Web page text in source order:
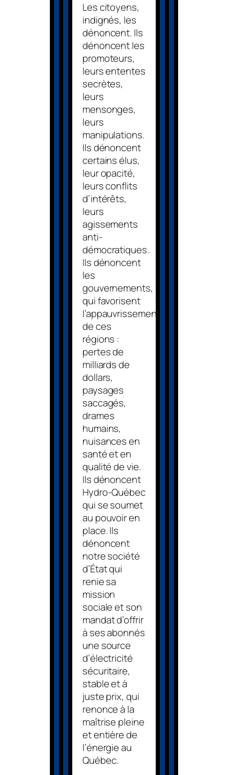
Les citoyens,
indignés, les
dénoncent. Ils
dénoncent les
promoteurs,
leurs ententes
secrètes,
leurs
mensonges,
leurs
manipulations.
Ils dénoncent
certains élus,
leur opacité,
leurs conflits
d’intérêts,
leurs
agissements
anti-
démocratiques.
Ils dénoncent
les
gouvernements,
qui favorisent
l’appauvrissement
de ces
régions :
pertes de
milliards de
dollars,
paysages
saccagés,
drames
humains,
nuisances en
santé et en
qualité de vie.
Ils dénoncent
Hydro-Québec
qui se soumet
au pouvoir en
place. Ils
dénoncent
notre société
d’État qui
renie sa
mission
sociale et son
mandat d’offrir
à ses abonnés
une source
d’électricité
sécuritaire,
stable et à
juste prix, qui
renonce à la
maîtrise pleine
et entière de
l’énergie au
Québec.